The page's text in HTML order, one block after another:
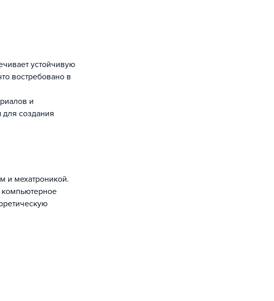
устойчивую
востребовано в
и
для создания
и мехатроникой.
компьютерное